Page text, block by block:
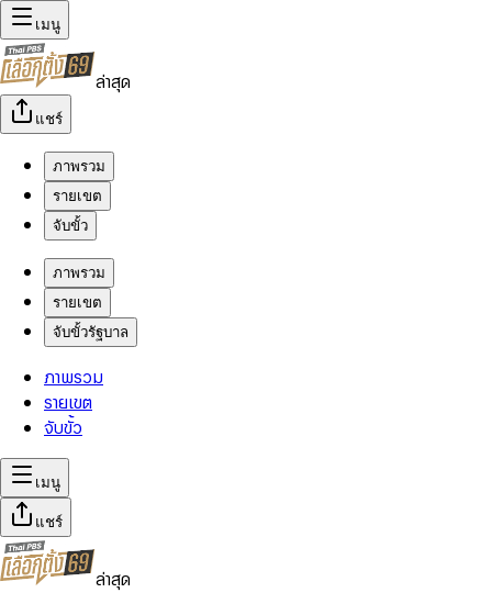
เมนู
ล่าสุด
แชร์
ภาพรวม
รายเขต
จับขั้ว
ภาพรวม
รายเขต
จับขั้วรัฐบาล
ภาพรวม
รายเขต
จับขั้ว
เมนู
แชร์
ล่าสุด